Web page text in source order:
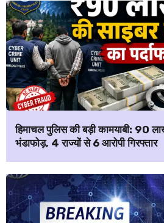
हिमाचल पुलिस की बड़ी कामयाबी: ₹90
भंडाफोड़, 4 राज्यों से 6 आरोपी गिरफ्तार